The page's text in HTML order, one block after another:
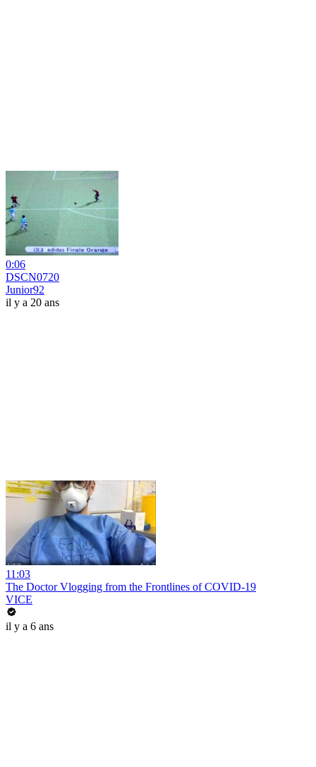
0:06
DSCN0720
Junior92
il y a 20 ans
11:03
The Doctor Vlogging from the Frontlines of COVID-19
VICE
il y a 6 ans